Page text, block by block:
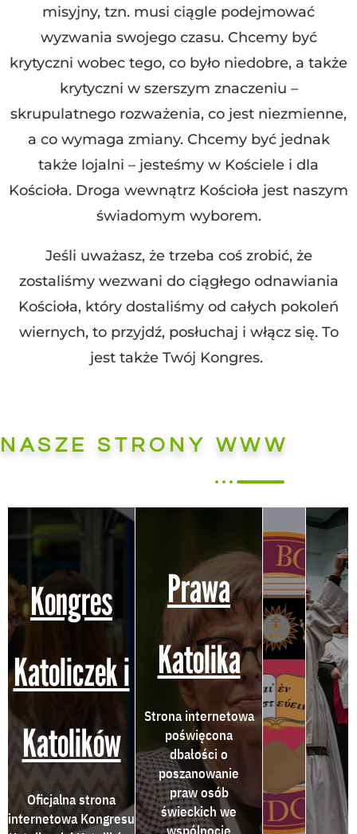
misyjny, tzn. musi ciągle podejmować
wyzwania swojego czasu. Chcemy być
krytyczni wobec tego, co było niedobre, a także
krytyczni w szerszym znaczeniu –
skrupulatnego rozważenia, co jest niezmienne,
a co wymaga zmiany. Chcemy być jednak
także lojalni – jesteśmy w Kościele i dla
Kościoła. Droga wewnątrz Kościoła jest naszym
świadomym wyborem.
Jeśli uważasz, że trzeba coś zrobić, że
zostaliśmy wezwani do ciągłego odnawiania
Kościoła, który dostaliśmy od całych pokoleń
wiernych, to przyjdź, posłuchaj i włącz się. To
jest także Twój Kongres.
NASZE STRONY WWW
Kongres
Katoliczek i
Katolików
Oficjalna strona
internetowa Kongresu
Prawa
Katolika
Strona internetowa
poświęcona
dbałości o
poszanowanie
praw osób
świeckich we